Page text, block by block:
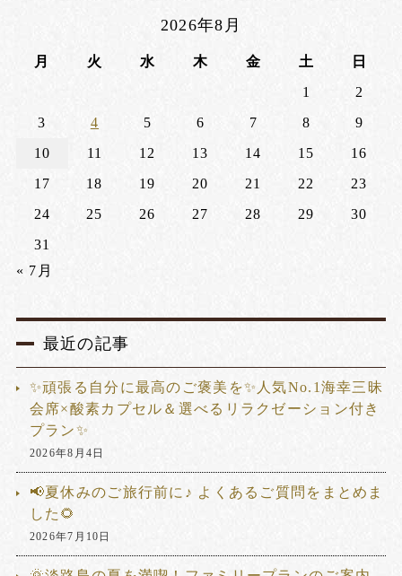
2026年8月
月 火 水 木 金 土
日
1
2
3
4 5 6 7 8
9
10
11 12 13 14 15
16
17
18 19 20 21 22
23
24
25 26 27 28 29
30
31
« 7月
最近の記事
✨頑張る自分に最高のご褒美を✨人気No.1海幸三昧
会席×酸素カプセル＆選べるリラクゼーション付き
プラン✨
2026年8月4日
📢夏休みのご旅行前に♪ よくあるご質問をまとめま
した🌻
2026年7月10日